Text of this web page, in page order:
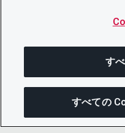
す
すべての